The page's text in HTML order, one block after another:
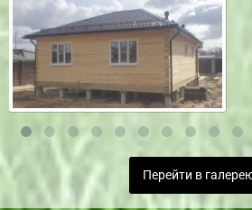
Перейти в